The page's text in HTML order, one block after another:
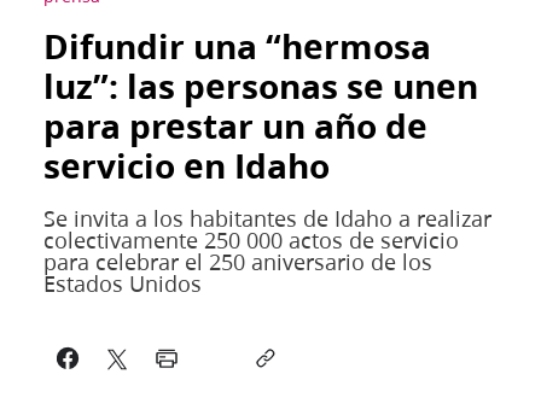
Difundir una “hermosa
luz”: las personas se unen
para prestar un año de
servicio en Idaho
Se invita a los habitantes de Idaho a realizar
colectivamente 250 000 actos de servicio
para celebrar el 250 aniversario de los
Estados Unidos